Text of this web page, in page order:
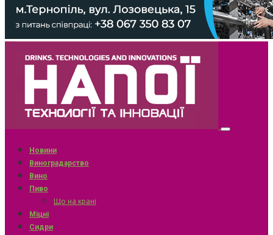
Новини
Виноградарство
Вино
Пиво
Що на крані
Міцні
Сидри